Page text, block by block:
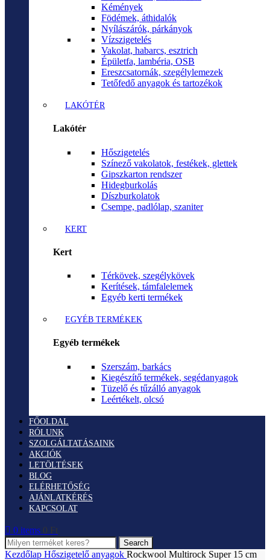
Kémények
Födémek, áthidalók
Nyílászárók, párkányok
Vízszigetelés
Vakolat, habarcs, esztrich
Épületfa, lambéria, OSB
Ereszcsatornák, szegélylemezek
Tetőfedő anyagok és tartozékok
LAKÓTÉR
Lakótér
Hőszigetelés
Színező vakolatok, festékek, glettek
Gipszkarton rendszer
Hidegburkolás
Díszburkolatok
Csempe, padlólap, szaniter
KERT
Kert
Térkövek, szegélykövek
Kerítések, támfalelemek
Egyéb kerti termékek
EGYÉB TERMÉKEK
Egyéb termékek
Szerszám, barkács
Kiegészítő termékek, segédanyagok
Tüzelő és tűzálló anyagok
Leértékelt, olcsó
FŐOLDAL
RÓLUNK
SZOLGÁLTATÁSAINK
AKCIÓK
LETÖLTÉSEK
BLOG
ELÉRHETŐSÉG
AJÁNLATKÉRÉS
KAPCSOLAT
0 items 0 Ft
Search
Kezdőlap Hőszigetelő anyagok Rockwool Multirock Super 15 cm